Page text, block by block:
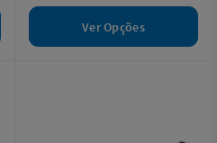
Ver Opções